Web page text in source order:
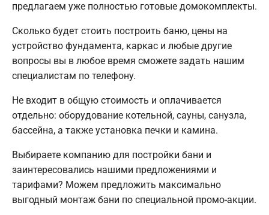
предлагаем уже полностью готовые домокомплекты.
Сколько будет стоить построить баню, цены на
устройство фундамента, каркас и любые другие
вопросы вы в любое время сможете задать нашим
специалистам по телефону.
Не входит в общую стоимость и оплачивается
отдельно: оборудование котельной, сауны, санузла,
бассейна, а также установка печки и камина.
Выбираете компанию для постройки бани и
заинтересовались нашими предложениями и
тарифами? Можем предложить максимально
выгодный монтаж бани по специальной промо-акции.